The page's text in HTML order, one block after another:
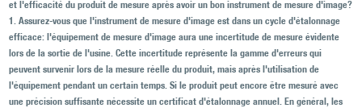
et l'efficacité du produit de mesure après avoir un bon instrument de mesure d'image?
1. Assurez-vous que l'instrument de mesure d'image est dans un cycle d'étalonnage
efficace: l'équipement de mesure d'image aura une incertitude de mesure évidente
lors de la sortie de l'usine. Cette incertitude représente la gamme d'erreurs qui
peuvent survenir lors de la mesure réelle du produit, mais après l'utilisation de
l'équipement pendant un certain temps. Si le produit peut encore être mesuré avec
une précision suffisante nécessite un certificat d'étalonnage annuel. En général, les